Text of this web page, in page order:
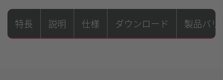
特長 説明 仕様 ダウンロード 製品バ